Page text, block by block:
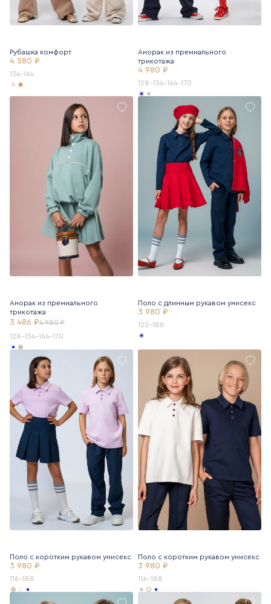
Рубашка комфорт
4 580 ₽
134-164
Анорак из премиального
трикотажа
4 980 ₽
128-134-164-170
Анорак из премиального
трикотажа
3 486 ₽4 980 ₽
128-134-164-170
Поло с длинным рукавом унисекс
3 980 ₽
122-188
Поло с коротким рукавом унисекс
3 980 ₽
116-188
Поло с коротким рукавом унисекс
3 980 ₽
116-188